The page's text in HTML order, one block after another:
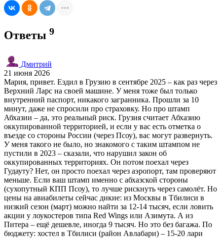
Ответы 9
Дмитрий
21 июня 2026
Мария, привет. Ездил в Грузию в сентябре 2025 – как раз через
Верхний Ларс на своей машине. У меня тоже был только
внутренний паспорт, никакого загранника. Прошли за 10
минут, даже не спросили про страховку. Но про штамп
Абхазии – да, это реальный риск. Грузия считает Абхазию
оккупированной территорией, и если у вас есть отметка о
въезде со стороны России (через Псоу), вас могут развернуть.
У меня такого не было, но знакомого с таким штампом не
пустили в 2023 – сказали, что нарушил закон об
оккупированных территориях. Он потом поехал через
Гудауту? Нет, он просто поехал через аэропорт, там проверяют
меньше. Если ваш штамп именно с абхазской стороны
(сухопутный КПП Псоу), то лучше рискнуть через самолёт. Но
цены на авиабилеты сейчас дикие: из Москвы в Тбилиси в
низкий сезон (март) можно найти за 12-14 тысяч, если ловить
акции у лоукостеров типа Red Wings или Азимута. А из
Питера – ещё дешевле, иногда 9 тысяч. Но это без багажа. По
бюджету: хостел в Тбилиси (район Авлабари) – 15-20 лари